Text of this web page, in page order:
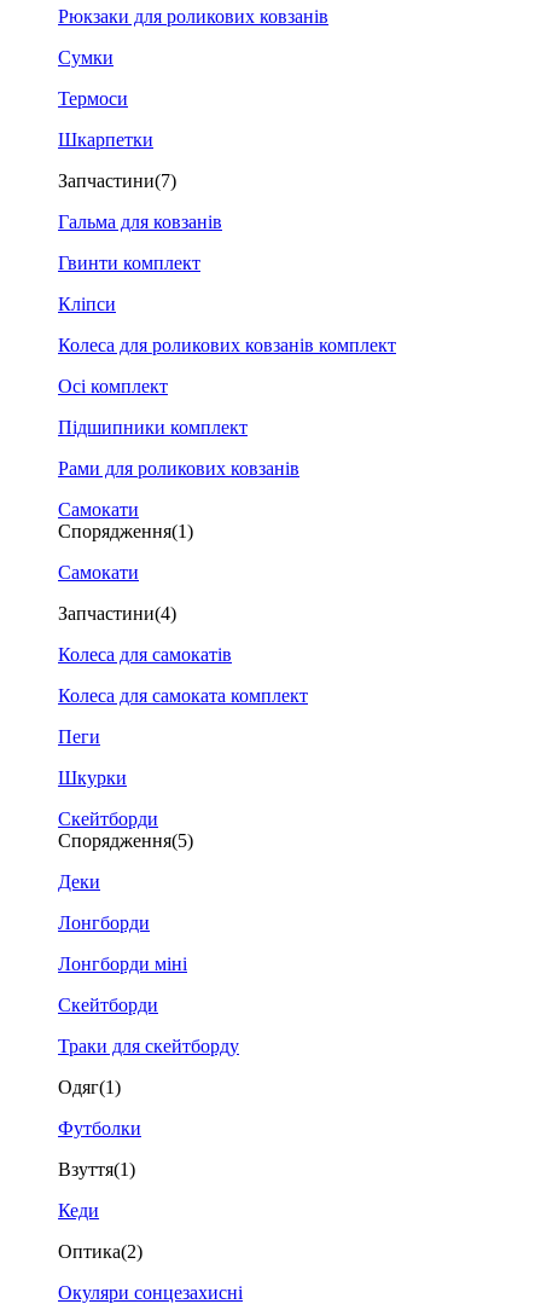
Рюкзаки для роликових ковзанів
Сумки
Термоси
Шкарпетки
Запчастини(7)
Гальма для ковзанів
Гвинти комплект
Кліпси
Колеса для роликових ковзанів комплект
Осі комплект
Підшипники комплект
Рами для роликових ковзанів
Самокати
Спорядження(1)
Самокати
Запчастини(4)
Колеса для самокатів
Колеса для самоката комплект
Пеги
Шкурки
Скейтборди
Спорядження(5)
Деки
Лонгборди
Лонгборди міні
Скейтборди
Траки для скейтборду
Одяг(1)
Футболки
Взуття(1)
Кеди
Оптика(2)
Окуляри сонцезахисні